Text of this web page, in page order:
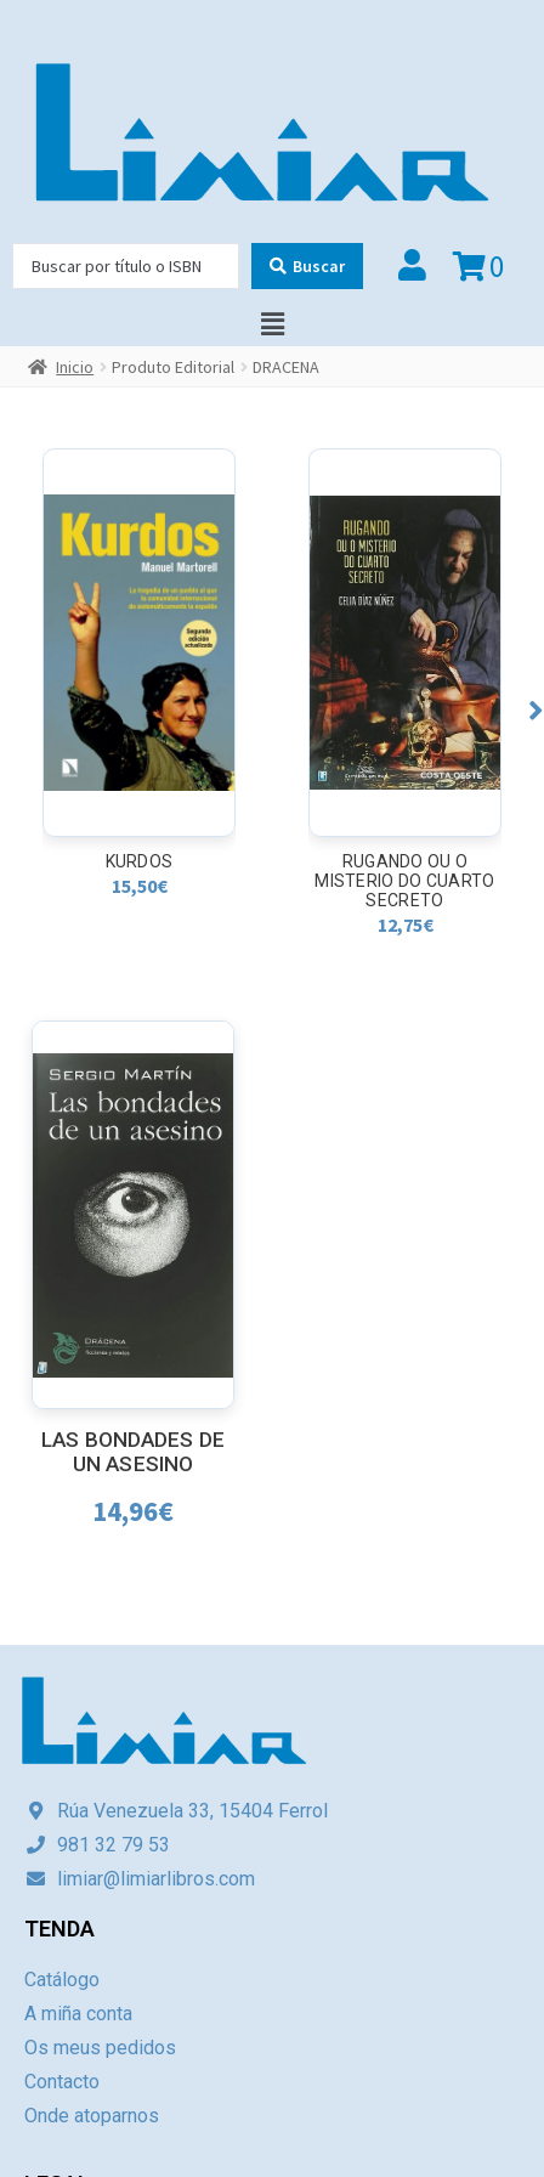
Buscar 0
Inicio Produto Editorial DRACENA
KURDOS
15,50€
RUGANDO OU O
MISTERIO DO CUARTO
SECRETO
12,75€
LAS BONDADES DE
UN ASESINO
14,96€
Rúa Venezuela 33, 15404 Ferrol
981 32 79 53
limiar@limiarlibros.com
TENDA
Catálogo
A miña conta
Os meus pedidos
Contacto
Onde atoparnos